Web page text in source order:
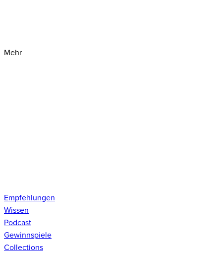
Mehr
Empfehlungen
Wissen
Podcast
Gewinnspiele
Collections